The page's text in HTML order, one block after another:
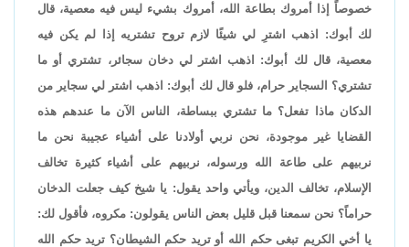
خصوصاً إذا أمروك بطاعة الله، أمروك بشيء ليس فيه معصية، قال
لك أبوك: اذهب اشترِ لي شيئًا لازم تروح تشتريه إذا لم يكن فيه
معصية، قال لك أبوك: اذهب اشتر لي دخان سجائر، تشتري أو ما
تشتري؟ السجاير حرام، فلو قال لك أبوك: اذهب اشتر لي سجاير من
الدكان ماذا تفعل؟ ما تشتري ببساطة، الناس الآن ما عندهم هذه
القضايا غير موجودة، نحن نربي أولادنا على أشياء عجيبة نحن ما
نربيهم على طاعة الله ورسوله، نربيهم على أشياء كثيرة تخالف
الإسلام، تخالف الدين، ويأتي واحد يقول: يا شيخ كيف جعلت الدخان
حراماً؟ نحن سمعنا قبل قليل بعض الناس يقولون: مكروه، فأقول لك:
يا أخي الكريم تبغى حكم الله أو تريد حكم الشيطان؟ تريد حكم الله